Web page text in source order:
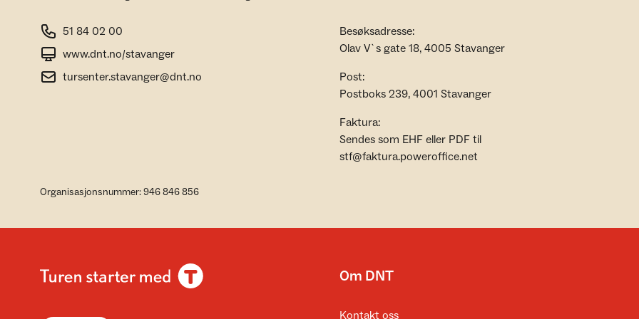
51 84 02 00
www.dnt.no/stavanger
tursenter.stavanger@dnt.no
Besøksadresse:
Olav V`s gate 18, 4005 Stavanger
Post:
Postboks 239, 4001 Stavanger
Faktura:
Sendes som EHF eller PDF til
stf@faktura.poweroffice.net
Organisasjonsnummer: 946 846 856
Om DNT
Kontakt oss